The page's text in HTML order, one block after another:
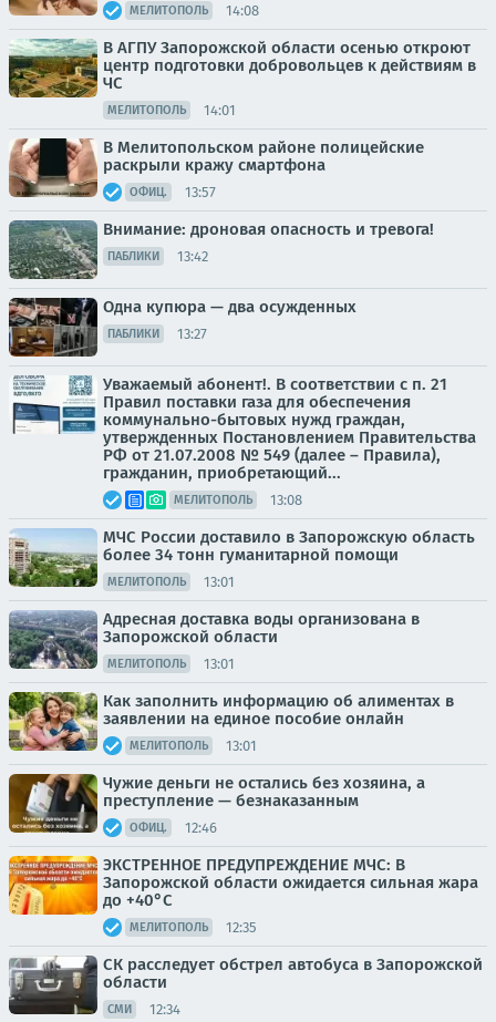
МЕЛИТОПОЛЬ 14:08
В АГПУ Запорожской области осенью откроют
центр подготовки добровольцев к действиям в
ЧС
МЕЛИТОПОЛЬ 14:01
В Мелитопольском районе полицейские
раскрыли кражу смартфона
ОФИЦ. 13:57
Внимание: дроновая опасность и тревога!
ПАБЛИКИ 13:42
Одна купюра — два осужденных
ПАБЛИКИ 13:27
Уважаемый абонент!. В соответствии с п. 21
Правил поставки газа для обеспечения
коммунально-бытовых нужд граждан,
утвержденных Постановлением Правительства
РФ от 21.07.2008 № 549 (далее – Правила),
гражданин, приобретающий...
МЕЛИТОПОЛЬ 13:08
МЧС России доставило в Запорожскую область
более 34 тонн гуманитарной помощи
МЕЛИТОПОЛЬ 13:01
Адресная доставка воды организована в
Запорожской области
МЕЛИТОПОЛЬ 13:01
Как заполнить информацию об алиментах в
заявлении на единое пособие онлайн
МЕЛИТОПОЛЬ 13:01
Чужие деньги не остались без хозяина, а
преступление — безнаказанным
ОФИЦ. 12:46
ЭКСТРЕННОЕ ПРЕДУПРЕЖДЕНИЕ МЧС: В
Запорожской области ожидается сильная жара
до +40°C
МЕЛИТОПОЛЬ 12:35
СК расследует обстрел автобуса в Запорожской
области
СМИ 12:34